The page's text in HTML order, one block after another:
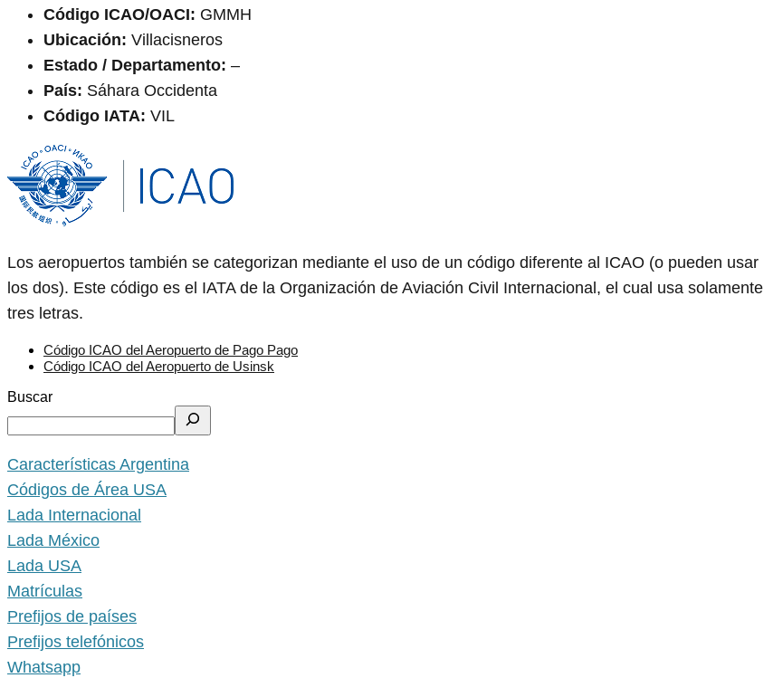
Código ICAO/OACI: GMMH
Ubicación: Villacisneros
Estado / Departamento: –
País: Sáhara Occidenta
Código IATA: VIL
Los aeropuertos también se categorizan mediante el uso de un código diferente al ICAO (o pueden usar
los dos). Este código es el IATA de la Organización de Aviación Civil Internacional, el cual usa solamente
tres letras.
Código ICAO del Aeropuerto de Pago Pago
Código ICAO del Aeropuerto de Usinsk
Buscar
Características Argentina
Códigos de Área USA
Lada Internacional
Lada México
Lada USA
Matrículas
Prefijos de países
Prefijos telefónicos
Whatsapp